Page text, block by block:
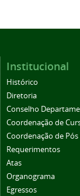
Institucional
Histórico
Diretoria
Conselho
Coordenação de
Coordenação de
Requerimentos
Atas
Organograma
Egressos